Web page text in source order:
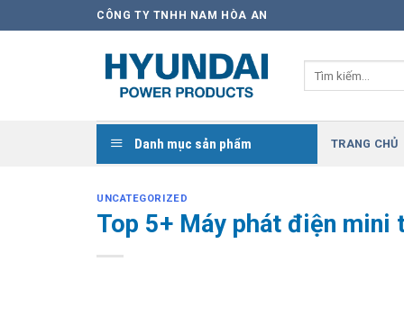
to
CÔNG TY TNHH NAM HÒA AN
Danh mục sản phẩm TRANG CHỦ
UNCATEGORIZED
Top 5+ Máy phát điện mini